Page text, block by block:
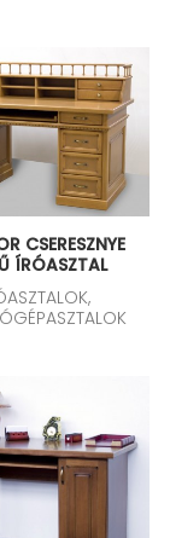
CSERESZNYE
ÍRÓASZTAL